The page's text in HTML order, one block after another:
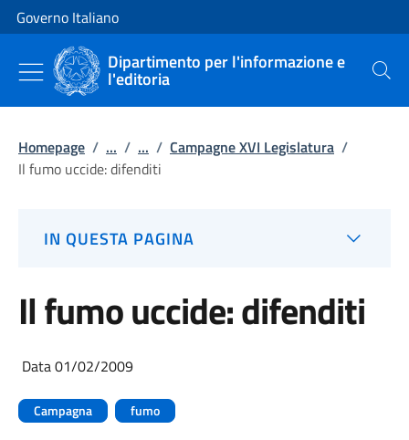
Vai al contenuto
Vai alla navigazione del sito
Governo Italiano
Dipartimento per l'informazione e
l'editoria Cerca
Homepage / ... / ... / Campagne XVI Legislatura /
Il fumo uccide: difenditi
IN QUESTA PAGINA
Il fumo uccide: difenditi
Data 01/02/2009
Campagna fumo